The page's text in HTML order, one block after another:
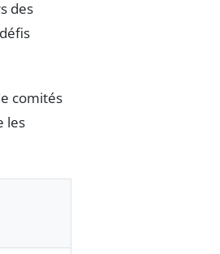
des
comités
les